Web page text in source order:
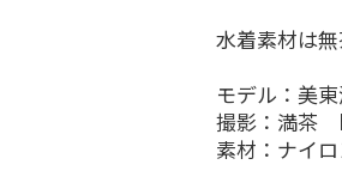
水着素材は
モデル：美
撮影：満茶
素材：ナイ